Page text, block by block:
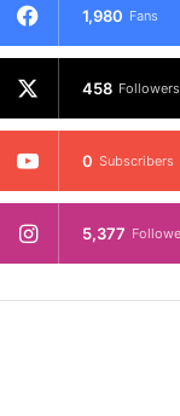
1,980 Fans
458 Followers
0 Subscribers
5,377